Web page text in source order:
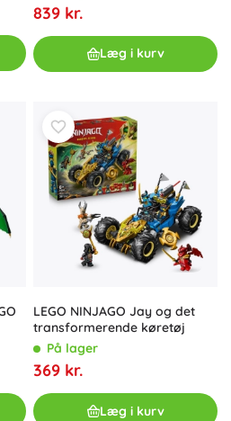
839 kr.
Læg i kurv
LEGO NINJAGO Jay og det
transformerende køretøj
På lager
369 kr.
Læg i kurv